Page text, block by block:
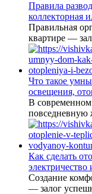
Правила
коллекторная
Правильная
квартире —
Что такое
освещения,
В
повседневную
Как сделать
Создание
— залог